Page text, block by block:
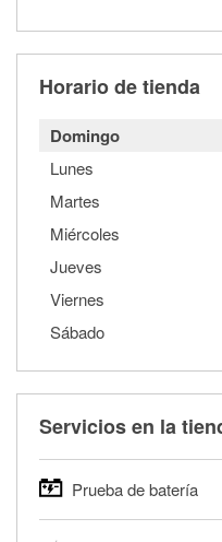
Horario de tienda
Domingo
Lunes
Martes
Miércoles
Jueves
Viernes
Sábado
Servicios en la
Prueba de batería